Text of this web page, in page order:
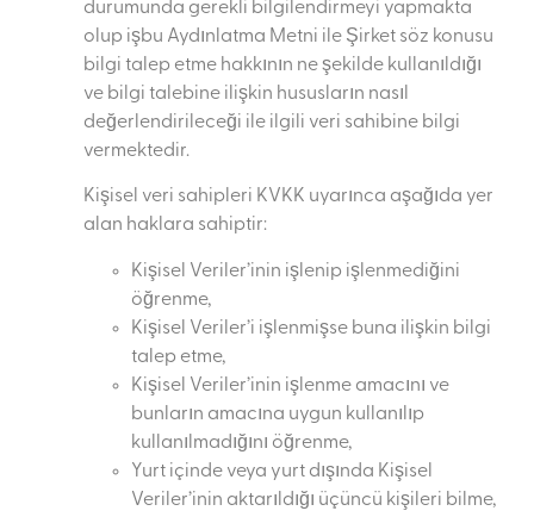
durumunda gerekli bilgilendirmeyi yapmakta
olup işbu Aydınlatma Metni ile Şirket söz konusu
bilgi talep etme hakkının ne şekilde kullanıldığı
ve bilgi talebine ilişkin hususların nasıl
değerlendirileceği ile ilgili veri sahibine bilgi
vermektedir.
Kişisel veri sahipleri KVKK uyarınca aşağıda yer
alan haklara sahiptir:
Kişisel Veriler’inin işlenip işlenmediğini
öğrenme,
Kişisel Veriler’i işlenmişse buna ilişkin bilgi
talep etme,
Kişisel Veriler’inin işlenme amacını ve
bunların amacına uygun kullanılıp
kullanılmadığını öğrenme,
Yurt içinde veya yurt dışında Kişisel
Veriler’inin aktarıldığı üçüncü kişileri bilme,